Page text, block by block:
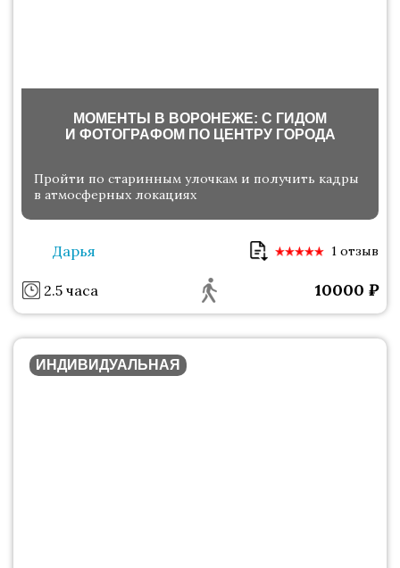
МОМЕНТЫ В ВОРОНЕЖЕ: С ГИДОМ
И ФОТОГРАФОМ ПО ЦЕНТРУ ГОРОДА
Пройти по старинным улочкам и получить кадры
в атмосферных локациях
Дарья 1 отзыв
2.5 часа 10000 ₽
ИНДИВИДУАЛЬНАЯ